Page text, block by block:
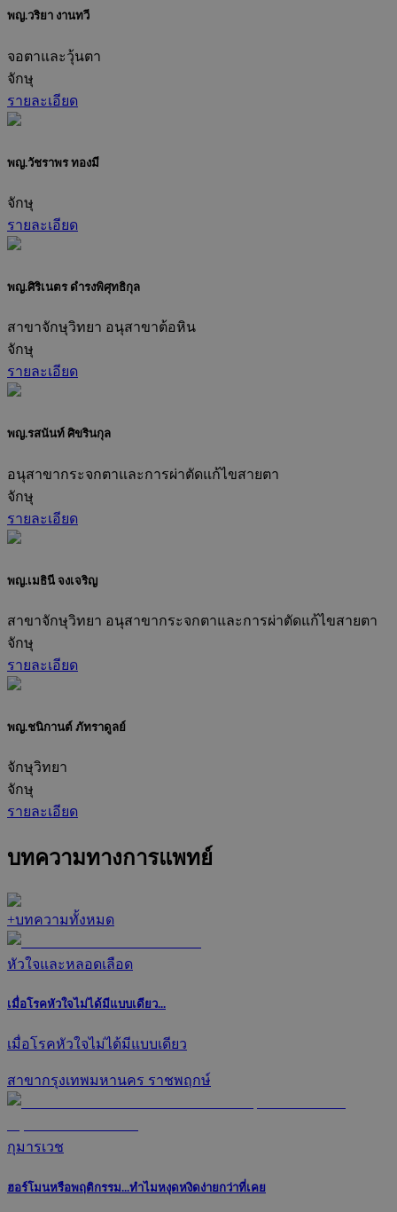
พญ.วริยา งานทวี
จอตาและวุ้นตา
จักษุ
รายละเอียด
พญ.วัชราพร ทองมี
จักษุ
รายละเอียด
พญ.ศิริเนตร ดำรงพิศุทธิกุล
สาขาจักษุวิทยา อนุสาขาต้อหิน
จักษุ
รายละเอียด
พญ.รสนันท์ ศิขรินกุล
อนุสาขากระจกตาและการผ่าตัดแก้ไขสายตา
จักษุ
รายละเอียด
พญ.เมธินี จงเจริญ
สาขาจักษุวิทยา อนุสาขากระจกตาและการผ่าตัดแก้ไขสายตา
จักษุ
รายละเอียด
พญ.ชนิกานต์ ภัทราดูลย์
จักษุวิทยา
จักษุ
รายละเอียด
บทความทางการแพทย์
+บทความทั้งหมด
หัวใจและหลอดเลือด
เมื่อโรคหัวใจไม่ได้มีแบบเดียว...
เมื่อโรคหัวใจไม่ได้มีแบบเดียว
สาขากรุงเทพมหานคร ราชพฤกษ์
กุมารเวช
ฮอร์โมนหรือพฤติกรรม...ทำไมหงุดหงิดง่ายกว่าที่เคย